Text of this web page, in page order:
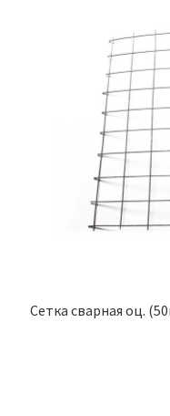
Сетка сварная оц.